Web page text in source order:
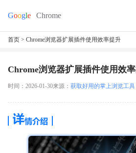
首页 > Chrome浏览器扩展插件使用效率提升
Chrome浏览器扩展插件使用效
时间：2026-01-30来源： 获取好用的掌上浏览工